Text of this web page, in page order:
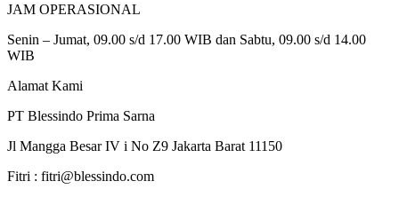
JAM OPERASIONAL
Senin – Jumat, 09.00 s/d 17.00 WIB dan Sabtu, 09.00 s/d 14.00
WIB
Alamat Kami
PT Blessindo Prima Sarna
Jl Mangga Besar IV i No Z9 Jakarta Barat 11150
Fitri : fitri@blessindo.com